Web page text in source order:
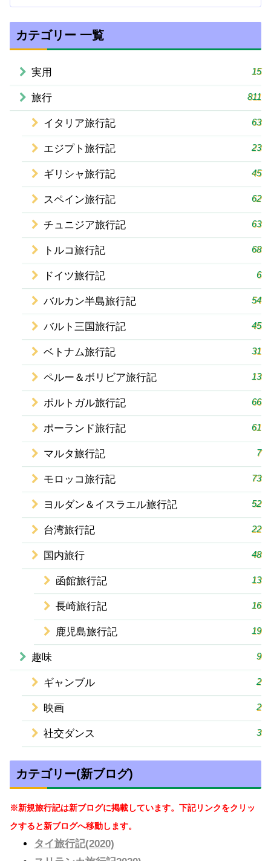
カテゴリー 一覧
実用 15
旅行 811
イタリア旅行記 63
エジプト旅行記 23
ギリシャ旅行記 45
スペイン旅行記 62
チュニジア旅行記 63
トルコ旅行記 68
ドイツ旅行記 6
バルカン半島旅行記 54
バルト三国旅行記 45
ベトナム旅行記 31
ペルー＆ボリビア旅行記 13
ポルトガル旅行記 66
ポーランド旅行記 61
マルタ旅行記 7
モロッコ旅行記 73
ヨルダン＆イスラエル旅行記 52
台湾旅行記 22
国内旅行 48
函館旅行記 13
長崎旅行記 16
鹿児島旅行記 19
趣味 9
ギャンブル 2
映画 2
社交ダンス 3
カテゴリー(新ブログ)
※新規旅行記は新ブログに掲載しています。下記リンクをクリッ
クすると新ブログへ移動します。
タイ旅行記(2020)